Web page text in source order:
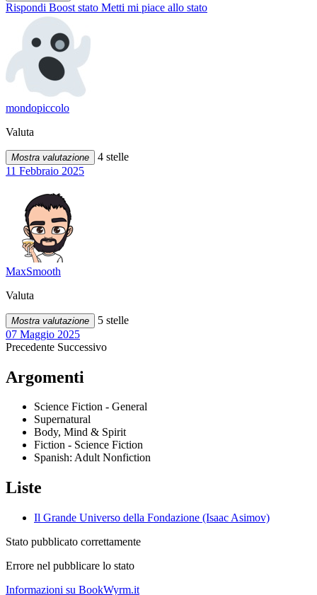
Rispondi Boost stato Metti mi piace allo stato
mondopiccolo
Valuta
Mostra valutazione
4 stelle
11 Febbraio 2025
MaxSmooth
Valuta
Mostra valutazione
5 stelle
07 Maggio 2025
Precedente Successivo
Argomenti
Science Fiction - General
Supernatural
Body, Mind & Spirit
Fiction - Science Fiction
Spanish: Adult Nonfiction
Liste
Il Grande Universo della Fondazione (Isaac Asimov)
Stato pubblicato correttamente
Errore nel pubblicare lo stato
Informazioni su BookWyrm.it